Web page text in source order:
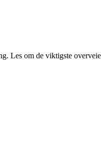
Les om de viktigste